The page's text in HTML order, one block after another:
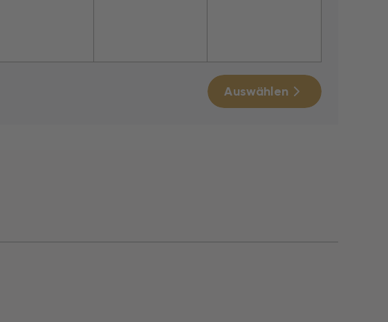
Auswählen